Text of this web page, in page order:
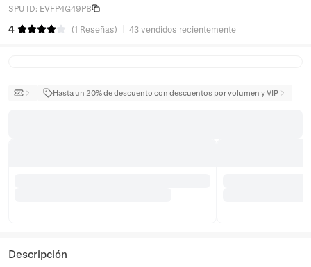
SPU ID: EVFP4G49P8
4 (1 Reseñas) 43 vendidos recientemente
Hasta un 20% de descuento con descuentos por volumen y VIP
Descripción